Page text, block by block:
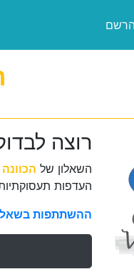
הרשם
רוצה
השאלון של הכוונה
העדפות
ההשתתפות